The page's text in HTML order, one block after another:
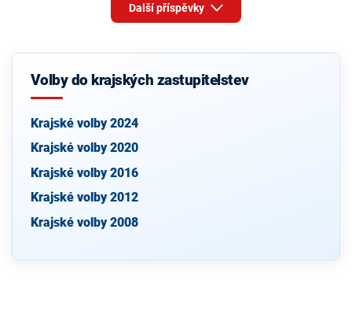
Další příspěvky
Volby do krajských zastupitelstev
Krajské volby 2024
Krajské volby 2020
Krajské volby 2016
Krajské volby 2012
Krajské volby 2008